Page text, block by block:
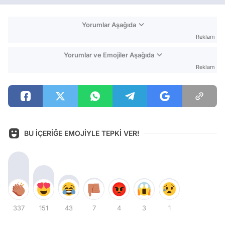
Yorumlar Aşağıda
Reklam
Yorumlar ve Emojiler Aşağıda
Reklam
BU İÇERİĞE EMOJİYLE TEPKİ VER!
337 151 43 7 4 3 1